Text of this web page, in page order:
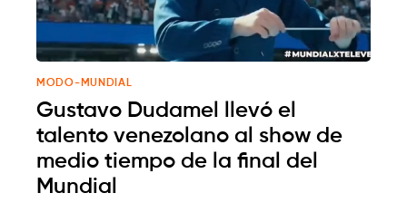
MODO-MUNDIAL
Gustavo Dudamel llevó el
talento venezolano al show de
medio tiempo de la final del
Mundial